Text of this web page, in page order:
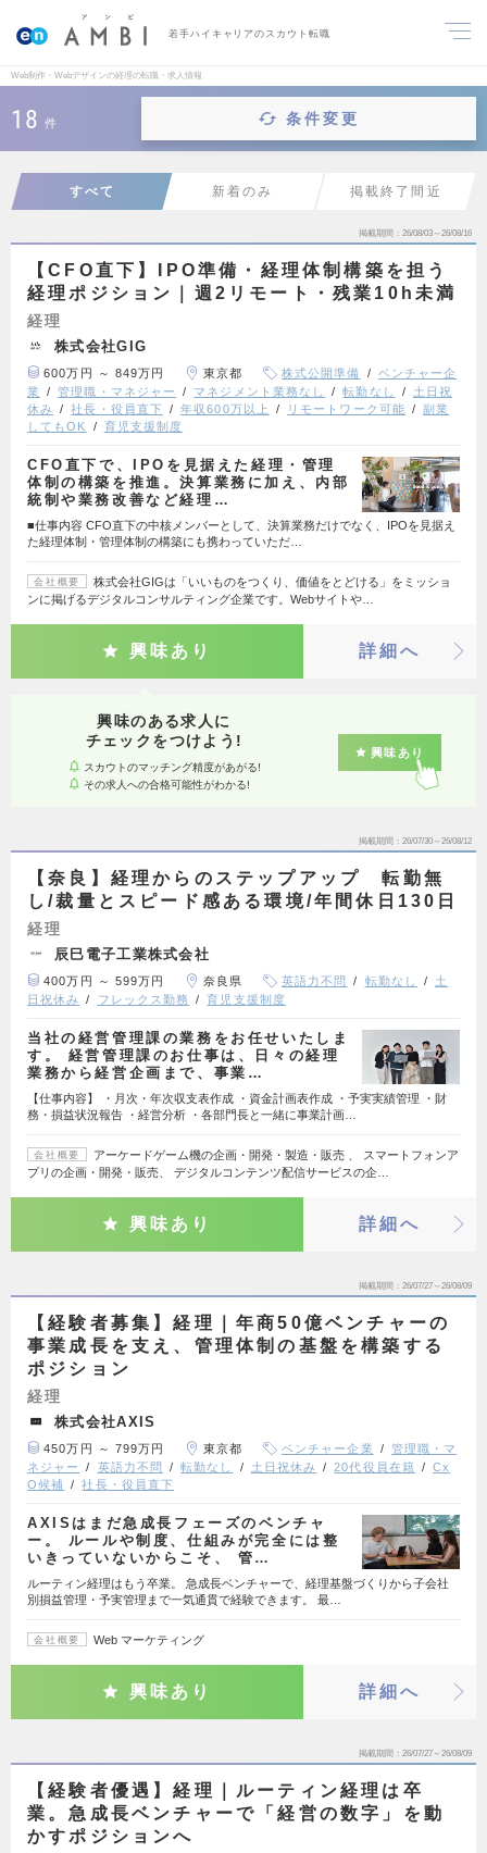
若手ハイキャリアのスカウト転職
Web制作・Webデザインの経理の転職・求人情報
18 件 条件変更
すべて 新着のみ 掲載終了間近
掲載期間 26/08/03～26/08/16
【CFO直下】IPO準備・経理体制構築を担う
経理ポジション｜週2リモート・残業10h未満
経理
株式会社GIG
600万円 ～ 849万円 東京都 株式公開準備
ベンチャー企
業
管理職・マネジャー マネジメント業務なし 転勤なし
土日祝
休み
社長・役員直下 年収600万以上 リモートワーク可能
副業
してもOK
育児支援制度
CFO直下で、IPOを見据えた経理・管理
体制の構築を推進。決算業務に加え、内部
統制や業務改善など経理…
■仕事内容 CFO直下の中核メンバーとして、決算業務だけでなく、IPOを見据え
た経理体制・管理体制の構築にも携わっていただ…
会社概要
株式会社GIGは「いいものをつくり、価値をとどける」をミッショ
ンに掲げるデジタルコンサルティング企業です。Webサイトや…
興味あり 詳細へ
興味のある求人に
チェックをつけよう!
スカウトのマッチング精度があがる!
その求人への合格可能性がわかる!
興味あり
掲載期間 26/07/30～26/08/12
【奈良】経理からのステップアップ 転勤無
し/裁量とスピード感ある環境/年間休日130日
経理
辰巳電子工業株式会社
400万円 ～ 599万円 奈良県 英語力不問 転勤なし
土
日祝休み
フレックス勤務 育児支援制度
当社の経営管理課の業務をお任せいたしま
す。 経営管理課のお仕事は、日々の経理
業務から経営企画まで、事業…
【仕事内容】 ・月次・年次収支表作成 ・資金計画表作成 ・予実実績管理 ・財
務・損益状況報告 ・経営分析 ・各部門長と一緒に事業計画…
会社概要
アーケードゲーム機の企画・開発・製造・販売 、 スマートフォンア
プリの企画・開発・販売、 デジタルコンテンツ配信サービスの企…
興味あり 詳細へ
掲載期間 26/07/27～26/08/09
【経験者募集】経理｜年商50億ベンチャーの
事業成長を支え、管理体制の基盤を構築する
ポジション
経理
株式会社AXIS
450万円 ～ 799万円 東京都 ベンチャー企業
管理職・マ
ネジャー
英語力不問 転勤なし 土日祝休み 20代役員在籍
Cx
O候補
社長・役員直下
AXISはまだ急成長フェーズのベンチャ
ー。 ルールや制度、仕組みが完全には整
いきっていないからこそ、 管…
ルーティン経理はもう卒業。 急成長ベンチャーで、経理基盤づくりから子会社
別損益管理・予実管理まで一気通貫で経験できます。 最…
会社概要 Web マーケティング
興味あり 詳細へ
掲載期間 26/07/27～26/08/09
【経験者優遇】経理｜ルーティン経理は卒
業。急成長ベンチャーで「経営の数字」を動
かすポジションへ